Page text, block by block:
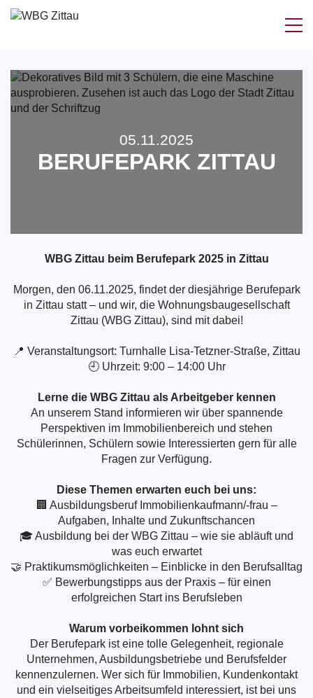
Zum
Inhalt
05.11.2025
BERUFEPARK ZITTAU
WBG Zittau beim Berufepark 2025 in Zittau
Morgen, den 06.11.2025, findet der diesjährige Berufepark
in Zittau statt – und wir, die Wohnungsbaugesellschaft
Zittau (WBG Zittau), sind mit dabei!
📍 Veranstaltungsort: Turnhalle Lisa-Tetzner-Straße, Zittau
🕘 Uhrzeit: 9:00 – 14:00 Uhr
Lerne die WBG Zittau als Arbeitgeber kennen
An unserem Stand informieren wir über spannende
Perspektiven im Immobilienbereich und stehen
Schülerinnen, Schülern sowie Interessierten gern für alle
Fragen zur Verfügung.
Diese Themen erwarten euch bei uns:
🏢 Ausbildungsberuf Immobilienkaufmann/-frau –
Aufgaben, Inhalte und Zukunftschancen
🎓 Ausbildung bei der WBG Zittau – wie sie abläuft und
was euch erwartet
🤝 Praktikumsmöglichkeiten – Einblicke in den Berufsalltag
✅ Bewerbungstipps aus der Praxis – für einen
erfolgreichen Start ins Berufsleben
Warum vorbeikommen lohnt sich
Der Berufepark ist eine tolle Gelegenheit, regionale
Unternehmen, Ausbildungsbetriebe und Berufsfelder
kennenzulernen. Wer sich für Immobilien, Kundenkontakt
und ein vielseitiges Arbeitsumfeld interessiert, ist bei uns